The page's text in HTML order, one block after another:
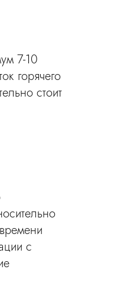
7-10
горячего
стоит
с